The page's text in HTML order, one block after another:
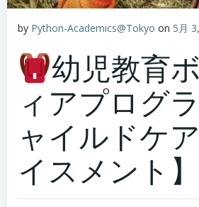
by Python-Academics@Tokyo on 5月
幼児教育
ィアプログ
ャイルドケ
イスメント】